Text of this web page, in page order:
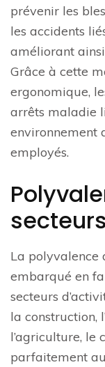
prévenir les
les accidents
améliorant
Grâce à cette
ergonomique,
arrêts maladie
environnement
employés.
La polyvalence
embarqué en
secteurs
la construction,
l’agriculture, le
parfaitement